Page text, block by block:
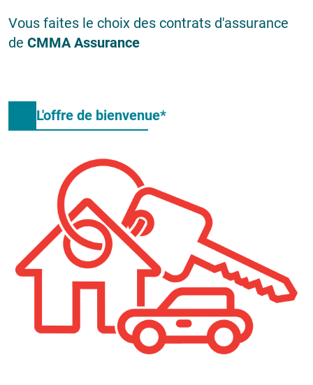
Vous faites le choix des contrats d'assurance
de CMMA Assurance
L'offre de bienvenue*